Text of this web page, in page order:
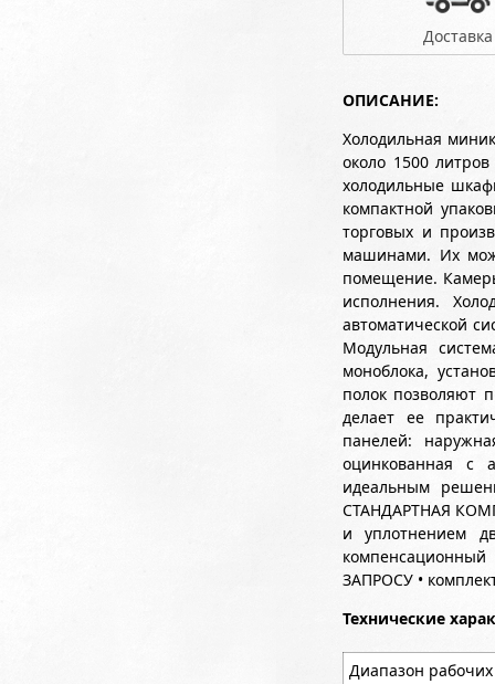
Доставка
ОПИСАНИЕ:
Холодильная
около 1500
холодильные
компактной
торговых и
машинами. Их
помещение.
исполнения.
автоматической
Модульная
моноблока,
полок позволяют
делает ее
панелей:
оцинкованная с
идеальным
СТАНДАРТНАЯ
и уплотнением
ЗАПРОСУ •
Технические
Диапазон